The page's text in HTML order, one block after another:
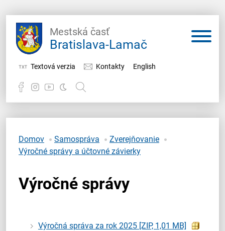
Mestská časť
Bratislava-Lamač
Textová verzia Kontakty English
Samospráva
Miestny úrad
O Lamači
Domov Samospráva
Zverejňovanie
Výročné správy a účtovné závierky
Výročné správy
Výročná správa za rok 2025 [ZIP, 1,01 MB]